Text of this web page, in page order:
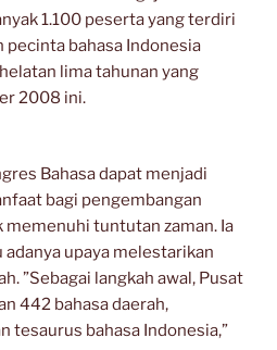
1.100 peserta yang terdiri
pecinta bahasa Indonesia
lima tahunan yang
2008 ini.
Bahasa dapat menjadi
bagi pengembangan
memenuhi tuntutan zaman. Ia
upaya melestarikan
”Sebagai langkah awal, Pusat
442 bahasa daerah,
tesaurus bahasa Indonesia,”